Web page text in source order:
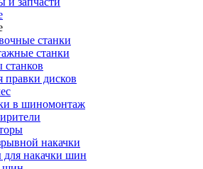
станки
станки
правки дисков
в шиномонтаж
накачки
для накачки шин